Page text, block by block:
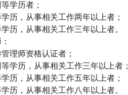
学历者；
历，从事相关工作两年以上者；
历，从事相关工作三年以上者。
理师资格认证者；
学历，从事相关工作三年以上者；
历，从事相关工作五年以上者；
历，从事相关工作八年以上者。